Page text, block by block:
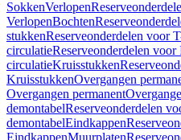
SokkenVerlopen
VerlopenBochten
stukkenReserveonderdelen voor
circulatieReserveonderdelen voor
circulatieKruisstukken
KruisstukkenOvergangen
Overgangen permanent
demontabelReserveonderdelen
demontabelEindkappen
EindkappenMuurplaten